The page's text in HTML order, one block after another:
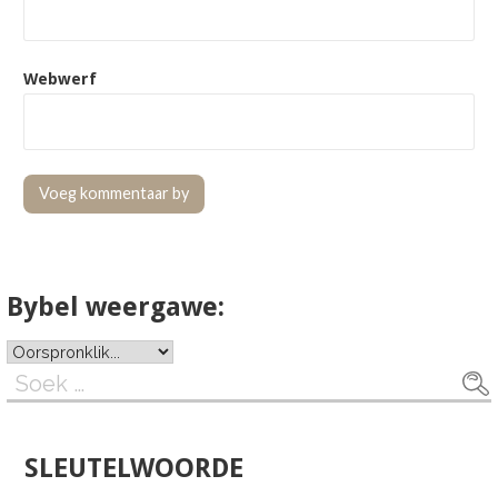
Webwerf
Bybel weergawe:
Soek
na:
SLEUTELWOORDE